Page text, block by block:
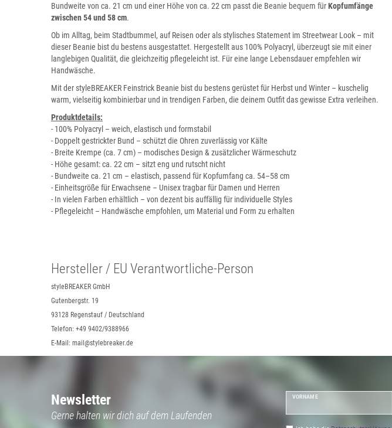
Bundweite von ca. 21 cm und einer Höhe von ca. 22 cm passt die Beanie bequem fürKopfumfänge
zwischen 54 und 58 cm.
Ob im Alltag, beim Stadtbummel, auf Reisen oder als stylisches Statement im Streetwear Look – mit
dieser Beanie bist du bestens ausgestattet. Hergestellt aus 100% Polyacryl, überzeugt sie mit einer
langlebigen Qualität, die gleichzeitig pflegeleicht ist. Für eine lange Lebensdauer empfehlen wir
Handwäsche.
Mit der styleBREAKER Feinstrick Beanie bist du bestens gerüstet für Herbst und Winter – kuschelig
warm, vielseitig kombinierbar und in trendigen Farben, die deinem Outfit das gewisse Extra verleihen.
Produktdetails:
- 100% Polyacryl – weich, elastisch und formstabil
- Doppelt gestrickter Bund – schützt die Ohren zuverlässig vor Kälte
- Breite Krempe (ca. 7 cm) – modisches Design & zusätzlicher Wärmeschutz
- Höhe gesamt: ca. 22 cm – sitzt eng und rutscht nicht
- Bundweite ca. 21 cm – elastisch, passend für Kopfumfang ca. 54–58 cm
- Einheitsgröße für Erwachsene – Unisex tragbar für Damen und Herren
- In vielen Farben erhältlich – von dezent bis auffällig für individuelle Styles
- Pflegeleicht – Handwäsche empfohlen, um Material und Form zu erhalten
Hersteller / EU Verantwortliche-Person
styleBREAKER GmbH
Gutenbergstr. 19
93128 Regenstauf / Deutschland
Telefon: +49 9402/9388966
E-Mail: mail@stylebreaker.de
Newsletter
Gerne halten wir dich auf dem Laufenden
VORNAME